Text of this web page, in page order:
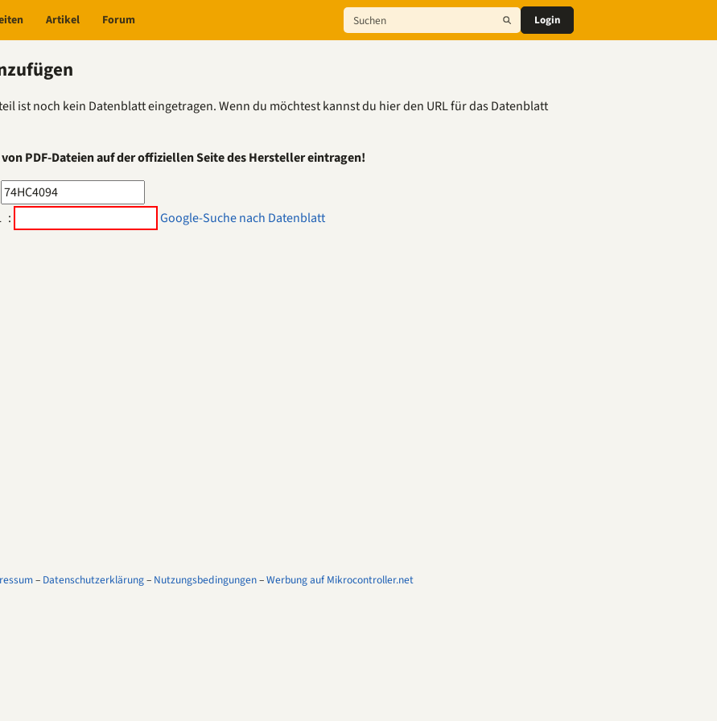
Artikel Forum Login
ist noch kein Datenblatt eingetragen. Wenn du möchtest kannst du hier den URL für das Datenblatt
PDF-Dateien auf der offiziellen Seite des Hersteller eintragen!
: Google-Suche nach Datenblatt
– Datenschutzerklärung– Nutzungsbedingungen–Werbung auf Mikrocontroller.net